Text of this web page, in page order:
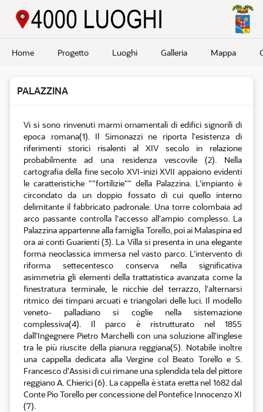
Home Progetto Luoghi Galleria Mappa
PALAZZINA
Vi si sono rinvenuti marmi ornamentali di edifici signorili di
epoca romana(1). Il Simonazzi ne riporta l'esistenza di
riferimenti storici risalenti al XIV secolo in relazione
probabilmente ad una residenza vescovile (2). Nella
cartografia della fine secolo XVI-inizi XVII appaiono evidenti
le caratteristiche ""fortilizie"" della Palazzina. L'impianto è
circondato da un doppio fossato di cui quello interno
delimitante il fabbricato padronale. Una torre colombaia ad
arco passante controlla l'accesso all'ampio complesso. La
Palazzina appartenne alla famiglia Torello, poi ai Malaspina ed
ora ai conti Guarienti (3). La Villa si presenta in una elegante
forma neoclassica immersa nel vasto parco. L'intervento di
riforma settecentesco conserva nella significativa
asimmetria gli elementi della trattatistica avanzata come la
finestratura terminale, le nicchie del terrazzo, l'alternarsi
ritmico dei timpani arcuati e triangolari delle luci. Il modello
veneto- palladiano si coglie nella sistemazione
complessiva(4). Il parco è ristrutturato nel 1855
dall'Ingegnere Pietro Marchelli con una soluzione all'inglese
tra le più riuscite della pianura reggiana(5). Notabile inoltre
una cappella dedicata alla Vergine col Beato Torello e S.
Francesco d'Assisi di cui rimane una splendida tela del pittore
reggiano A. Chierici (6). La cappella è stata eretta nel 1682 dal
Conte Pio Torello per concessione del Pontefice Innocenzo XI
(7).